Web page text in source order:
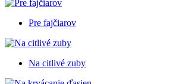
Pre fajčiarov
Na citlivé zuby